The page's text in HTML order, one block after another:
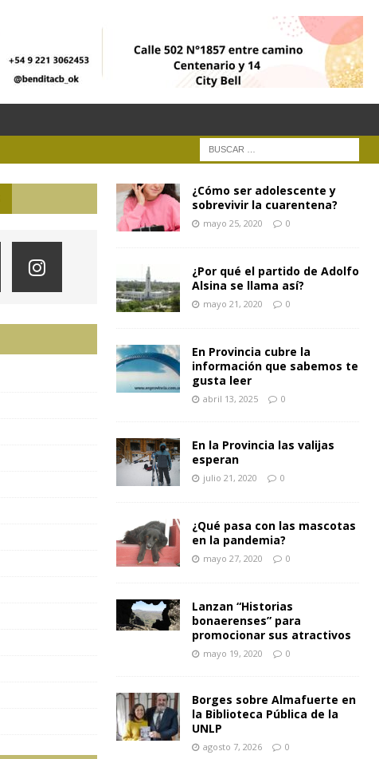
¿Cómo ser adolescente y
sobrevivir la cuarentena?
mayo 25, 2020 0
¿Por qué el partido de Adolfo
Alsina se llama así?
mayo 21, 2020 0
En Provincia cubre la
información que sabemos te
gusta leer
abril 13, 2025 0
En la Provincia las valijas
esperan
julio 21, 2020 0
¿Qué pasa con las mascotas
en la pandemia?
mayo 27, 2020 0
Lanzan “Historias
bonaerenses” para
promocionar sus atractivos
mayo 19, 2020 0
Borges sobre Almafuerte en
la Biblioteca Pública de la
UNLP
agosto 7, 2026 0